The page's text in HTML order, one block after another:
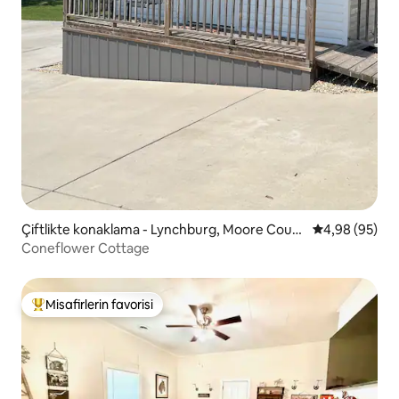
Çiftlikte konaklama - Lynchburg, Moore Count
y
5 üzerinden
4,98 (95)
Coneflower Cottage
Misafirlerin favorilerinden en beğenilenler arasında
Misafirlerin favorisi